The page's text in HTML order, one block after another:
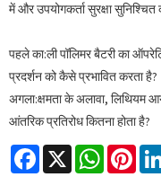
में और उपयोगकर्ता सुरक्षा
पहले का:ली पॉलिमर बैटरी का
प्रदर्शन को कैसे प्रभावित करता है?
अगला:क्षमता के अलावा,
आंतरिक प्रतिरोध कितना होता है?
Facebook
X WhatsApp